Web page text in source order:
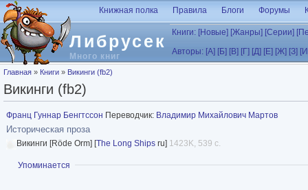
Перейти к основному содержанию
Либрусек
Много книг
Книжная полка Правила Блоги Форумы
Книги: [Новые] [Жанры] [Серии]
Авторы: [А] [Б] [В] [Г] [Д] [Е] [Ж] [З]
Вы здесь
Главная » Книги » Викинги (fb2)
Викинги (fb2)
Франц Гуннар Бенгтссон Переводчик: Владимир Михайлович Мартов
Историческая проза
Викинги [Röde Orm] [The Long Ships ru] 1423K, 539 с.
Показать
Упоминается